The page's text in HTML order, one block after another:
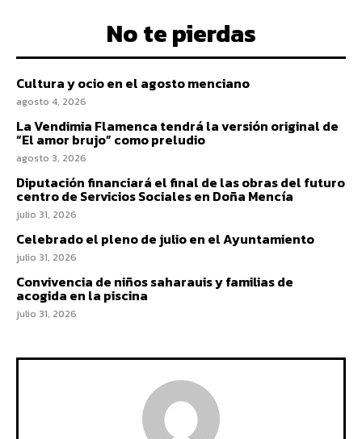
No te pierdas
Cultura y ocio en el agosto menciano
agosto 4, 2026
La Vendimia Flamenca tendrá la versión original de
“El amor brujo” como preludio
agosto 3, 2026
Diputación financiará el final de las obras del futuro
centro de Servicios Sociales en Doña Mencía
julio 31, 2026
Celebrado el pleno de julio en el Ayuntamiento
julio 31, 2026
Convivencia de niños saharauis y familias de
acogida en la piscina
julio 31, 2026